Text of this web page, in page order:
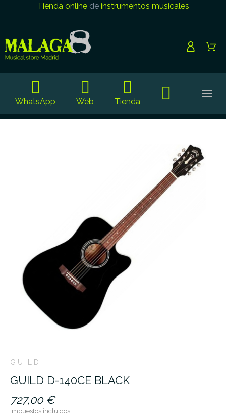
Tienda onlinede instrumentos musicales
WhatsApp Web Tienda
GUILD
GUILD D-140CE BLACK
727,00 €
Impuestos incluidos